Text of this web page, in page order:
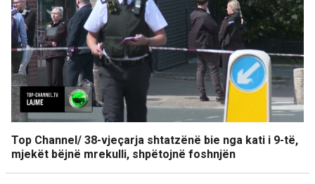
Top Channel/ 38-vjeçarja shtatzënë bie nga kati i 9-të,
mjekët bëjnë mrekulli, shpëtojnë foshnjën